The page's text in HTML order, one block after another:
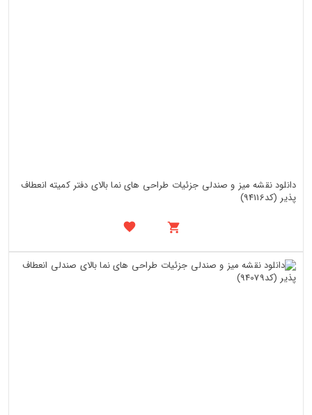
دانلود نقشه میز و صندلی جزئیات طراحی های نما بالای دفتر کمیته انعطاف
پذیر (کد94116)